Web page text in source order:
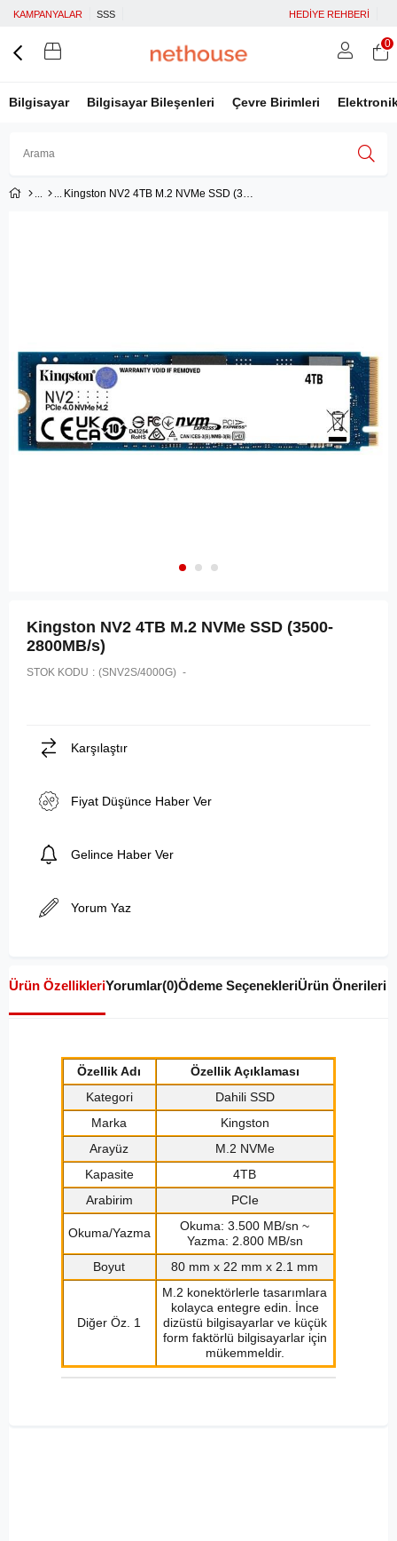
KAMPANYALAR SSS HEDİYE REHBERİ
Bilgisayar Bilgisayar Bileşenleri Çevre Birimleri
Üye Girişi Facebook İle Bağlan
0
Kingston NV2 4TB M.2 NVMe SSD (3500-2800MB/s)
Kingston NV2 4TB M.2 NVMe SSD (3500-
2800MB/s)
STOK KODU (SNV2S/4000G)
Karşılaştır
Fiyat Düşünce Haber Ver
Gelince Haber Ver
Yorum Yaz
Ürün ÖzellikleriYorumlar(0)Ödeme SeçenekleriÜrün Önerileri
Özellik Adı
Özellik Açıklaması
Kategori
Dahili SSD
Marka
Kingston
Arayüz
M.2 NVMe
Kapasite
4TB
Arabirim
PCIe
Okuma/Yazma
Okuma: 3.500 MB/sn ~
Yazma: 2.800 MB/sn
Boyut
80 mm x 22 mm x 2.1 mm
Diğer Öz. 1
M.2 konektörlerle tasarımlara
kolayca entegre edin. İnce
dizüstü bilgisayarlar ve küçük
form faktörlü bilgisayarlar için
mükemmeldir.